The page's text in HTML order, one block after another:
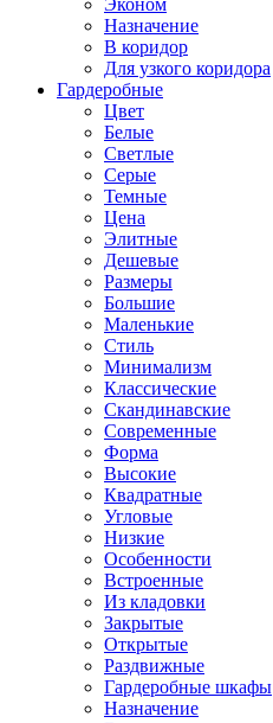
Эконом
Назначение
В коридор
Для узкого коридора
Гардеробные
Цвет
Белые
Светлые
Серые
Темные
Цена
Элитные
Дешевые
Размеры
Большие
Маленькие
Стиль
Минимализм
Классические
Скандинавские
Современные
Форма
Высокие
Квадратные
Угловые
Низкие
Особенности
Встроенные
Из кладовки
Закрытые
Открытые
Раздвижные
Гардеробные шкафы
Назначение